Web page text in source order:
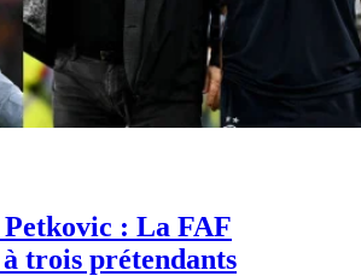
Petkovic : La FAF
trois prétendants